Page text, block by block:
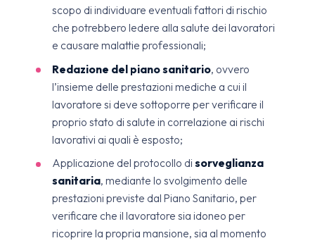
scopo di individuare eventuali fattori di rischio
che potrebbero ledere alla salute dei lavoratori
e causare malattie professionali;
Redazione del piano sanitario, ovvero
l’insieme delle prestazioni mediche a cui il
lavoratore si deve sottoporre per verificare il
proprio stato di salute in correlazione ai rischi
lavorativi ai quali è esposto;
Applicazione del protocollo di sorveglianza
sanitaria, mediante lo svolgimento delle
prestazioni previste dal Piano Sanitario, per
verificare che il lavoratore sia idoneo per
ricoprire la propria mansione, sia al momento